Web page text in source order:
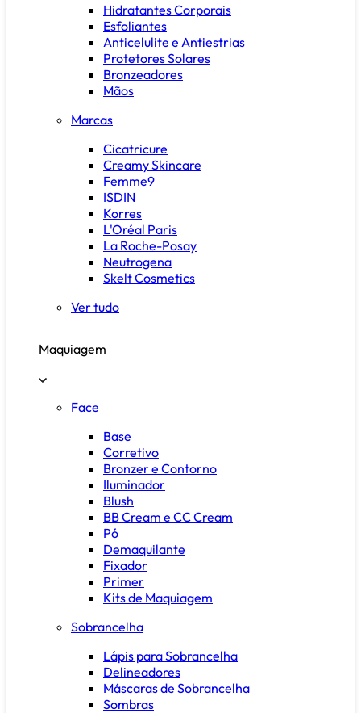
Hidratantes Corporais
Esfoliantes
Anticelulite e Antiestrias
Protetores Solares
Bronzeadores
Mãos
Marcas
Cicatricure
Creamy Skincare
Femme9
ISDIN
Korres
L'Oréal Paris
La Roche-Posay
Neutrogena
Skelt Cosmetics
Ver tudo
Maquiagem
Face
Base
Corretivo
Bronzer e Contorno
Iluminador
Blush
BB Cream e CC Cream
Pó
Demaquilante
Fixador
Primer
Kits de Maquiagem
Sobrancelha
Lápis para Sobrancelha
Delineadores
Máscaras de Sobrancelha
Sombras